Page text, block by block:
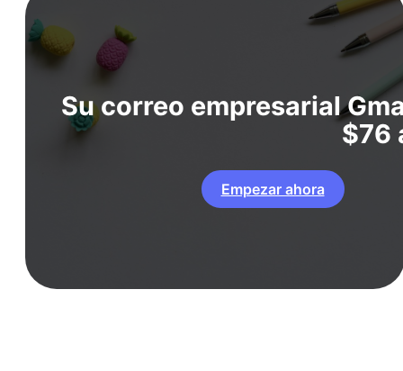
Su correo empresarial
$76
Empezar ahora